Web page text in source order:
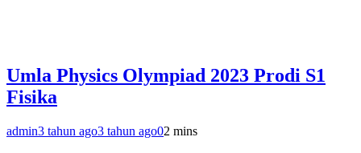
Umla Physics Olympiad 2023 Prodi S1
Fisika
admin3 tahun ago3 tahun ago02 mins